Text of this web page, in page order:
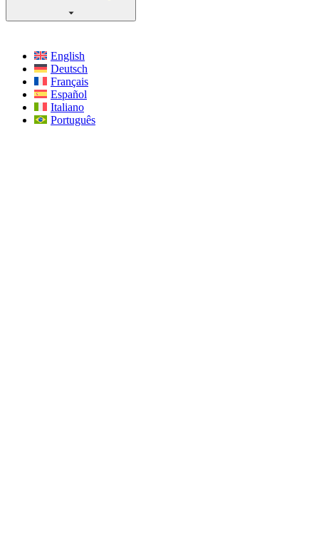
English
Deutsch
Français
Español
Italiano
Português